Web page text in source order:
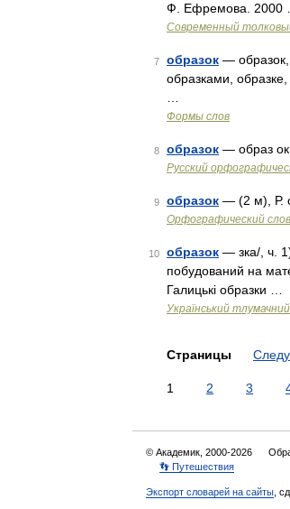
Ф. Ефремова. 2000
Современный
7 образок — образок,
образками,
Формы слов
8 образок — образ
Русский
9 образок — (2 м), Р.
Орфографический
10 образок — зка/, ч.
побудований на
Галицькі образки …
Український
Страницы
1 2 3
© Академик, 2000-2026
👣 Путешествия
Экспорт словарей на сайты ,